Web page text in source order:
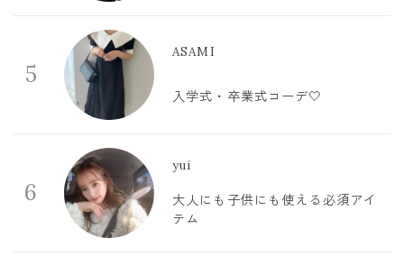
5
ASAMI
入学式・卒業式コーデ🤍
6
yui
大人にも子供にも使える必須アイ
テム